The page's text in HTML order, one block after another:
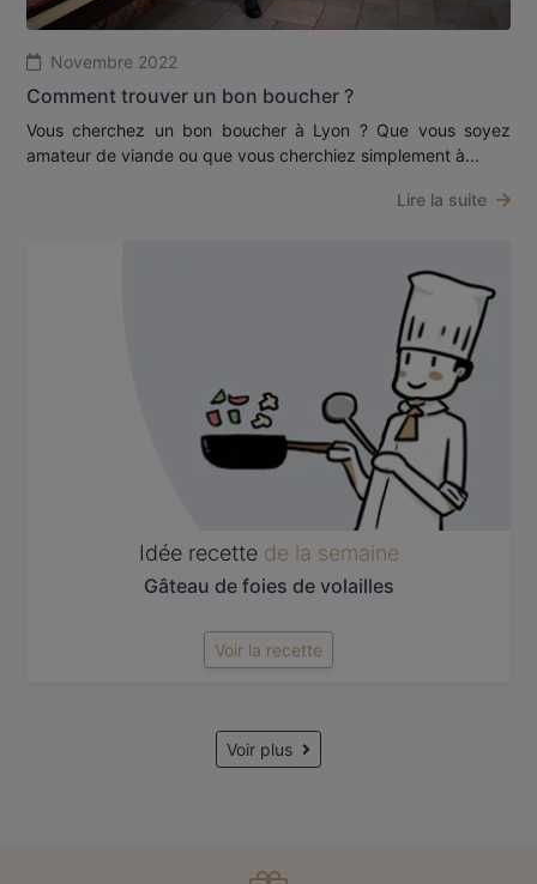
Novembre 2022
Comment trouver un bon boucher ?
Vous cherchez un bon boucher à Lyon ? Que vous soyez
amateur de viande ou que vous cherchiez simplement à...
Lire la suite
Idée recette de la semaine
Gâteau de foies de volailles
Voir la recette
Voir plus